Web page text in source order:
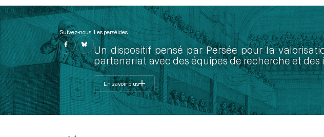
Suivez-nous Les perséides
Un dispositif pensé par Persée pour la
partenariat avec des équipes de recherche et
En savoir plus